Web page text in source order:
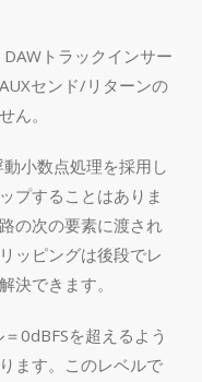
トラックインサー
センド/リターンの
ん。
小数点処理を採用し
プすることはありま
の次の要素に渡され
ッピングは後段でレ
決できます。
0dBFSを超えるよう
ます。このレベルで